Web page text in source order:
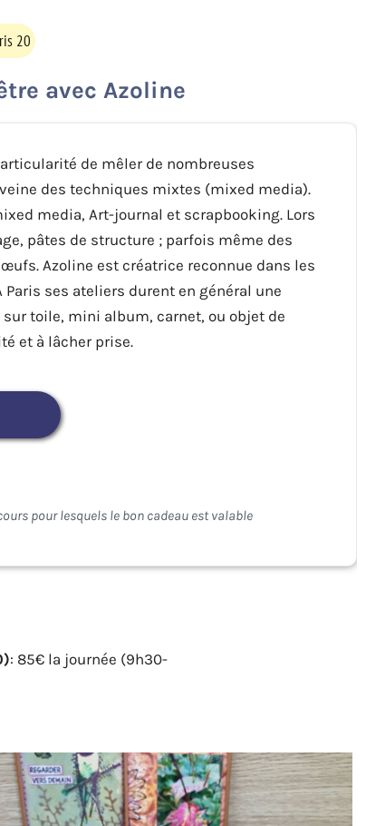
20
avec Azoline
de mêler de nombreuses
des techniques mixtes (mixed media).
media, Art-journal et scrapbooking. Lors
pâtes de structure ; parfois même des
Azoline est créatrice reconnue dans les
ses ateliers durent en général une
toile, mini album, carnet, ou objet de
et à lâcher prise.
: 85€ la journée (9h30-